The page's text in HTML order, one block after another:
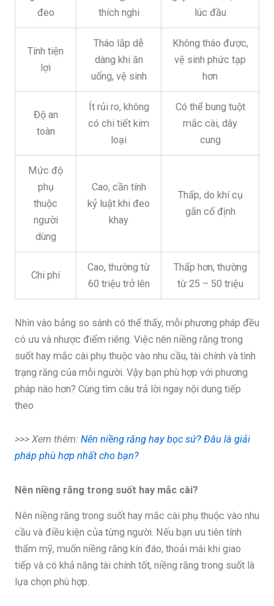
đeo
thích nghi
lúc đầu
Tính tiện
lợi
Tháo lắp dễ
dàng khi ăn
uống, vệ sinh
Không tháo được,
vệ sinh phức tạp
hơn
Độ an
toàn
Ít rủi ro, không
có chi tiết kim
loại
Có thể bung tuột
mắc cài, dây
cung
Mức độ
phụ
thuộc
người
dùng
Cao, cần tính
kỷ luật khi đeo
khay
Thấp, do khí cụ
gắn cố định
Chi phí
Cao, thường từ
60 triệu trở lên
Thấp hơn, thường
từ 25 – 50 triệu
Nhìn vào bảng so sánh có thể thấy, mỗi phương pháp đều
có ưu và nhược điểm riêng. Việc nên niềng răng trong
suốt hay mắc cài phụ thuộc vào nhu cầu, tài chính và tình
trạng răng của mỗi người. Vậy bạn phù hợp với phương
pháp nào hơn? Cùng tìm câu trả lời ngay nội dung tiếp
theo
>>> Xem thêm: Nên niềng răng hay bọc sứ? Đâu là giải
pháp phù hợp nhất cho bạn?
Nên niềng răng trong suốt hay mắc cài?
Nên niềng răng trong suốt hay mắc cài phụ thuộc vào nhu
cầu và điều kiện của từng người. Nếu bạn ưu tiên tính
thẩm mỹ, muốn niềng răng kín đáo, thoải mái khi giao
tiếp và có khả năng tài chính tốt, niềng răng trong suốt là
lựa chọn phù hợp.